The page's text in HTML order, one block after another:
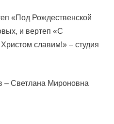
«Под Рождественской
и вертеп «С
славим!» – студия
– Светлана Мироновна